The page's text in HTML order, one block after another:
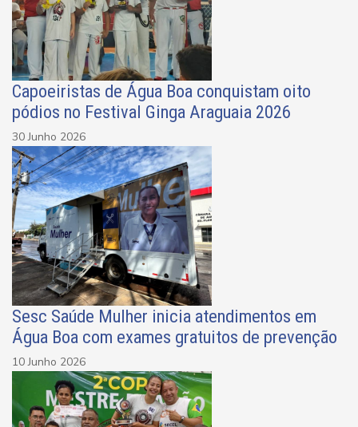
Capoeiristas de Água Boa conquistam oito
pódios no Festival Ginga Araguaia 2026
30 Junho 2026
Sesc Saúde Mulher inicia atendimentos em
Água Boa com exames gratuitos de prevenção
10 Junho 2026